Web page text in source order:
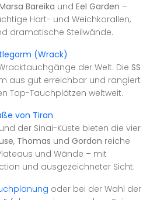
Bareika und Eel Garden –
Hart- und Weichkorallen,
dramatische Steilwände.
(Wrack)
der Welt: Die SS
aus gut erreichbar und rangiert
Top-Tauchplätzen weltweit.
von Tiran
der Sinai-Küste bieten die vier
, Thomas und Gordon reiche
und Wände – mit
und ausgezeichneter Sicht.
oder bei der Wahl der